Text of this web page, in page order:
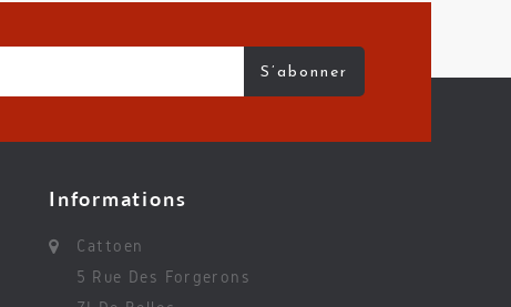
Informations
Cattoen
5 Rue Des Forgerons